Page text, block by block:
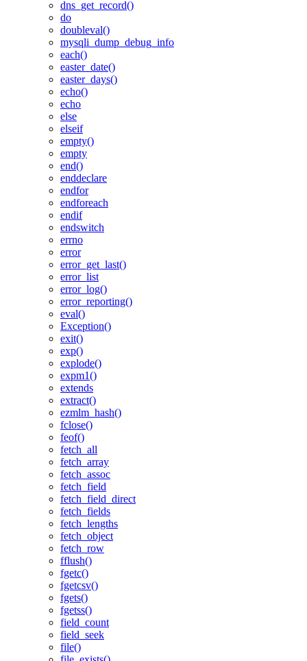
dns_get_record()
do
doubleval()
mysqli_dump_debug_info
each()
easter_date()
easter_days()
echo()
echo
else
elseif
empty()
empty
end()
enddeclare
endfor
endforeach
endif
endswitch
errno
error
error_get_last()
error_list
error_log()
error_reporting()
eval()
Exception()
exit()
exp()
explode()
expm1()
extends
extract()
ezmlm_hash()
fclose()
feof()
fetch_all
fetch_array
fetch_assoc
fetch_field
fetch_field_direct
fetch_fields
fetch_lengths
fetch_object
fetch_row
fflush()
fgetc()
fgetcsv()
fgets()
fgetss()
field_count
field_seek
file()